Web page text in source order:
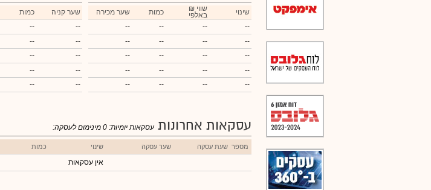
שינוי ₪ שווי
באלפי כמות
שער מכירה
--
--
--
--
--
--
--
--
--
--
--
--
--
--
--
--
--
--
--
--
שער קניה כמות
--
--
--
--
--
--
--
--
--
--
עסקאות אחרונות עסקאות יומיות: 0 מינימום לעסקה:
מספר שעת עסקה שער עסקה שינוי כמות
אין עסקאות